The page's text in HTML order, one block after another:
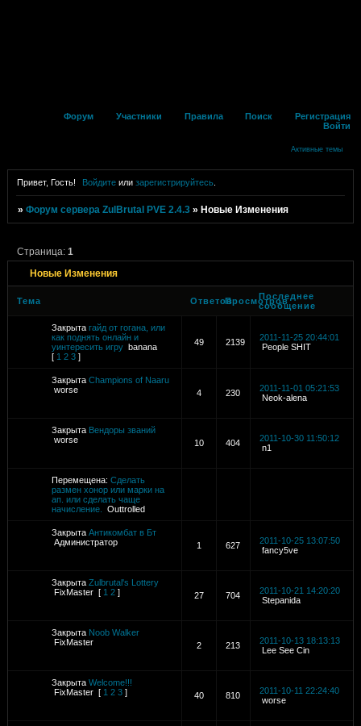
Форум Участники Правила Поиск
Регистрация
Войти
Активные темы
Привет, Гость! Войдите илизарегистрируйтесь
»Форум сервера ZulBrutal PVE 2.4.3 »Новые Изменения
Новые Изменения
Страница:1
Тема ОтветовПросмотров
Последнее
сообщение
Закрыта гайд от гогана, или
как поднять онлайн и
уинтересить игру banana
[ 1 2 3 ]
49 2139
2011-11-25 20:44:01
People SHIT
Закрыта Champions of Naaru
worse
4 230
2011-11-01 05:21:53
Neok-alena
Закрыта Вендоры званий
worse
10 404
2011-10-30 11:50:12
n1
Перемещена: Сделать
размен хонор или марки на
ап. или сделать чаще
начисление.
Outtrolled
Закрыта Антикомбат в Бт
Администратор
1 627
2011-10-25 13:07:50
fancy5ve
Закрыта Zulbrutal's Lottery
FixMaster [ 1 2 ] 27 704
2011-10-21 14:20:20
Stepanida
Закрыта Noob Walker
FixMaster
2 213
2011-10-13 18:13:13
Lee See Cin
Закрыта Welcome!!!
FixMaster [ 1 2 3 ] 40 810
2011-10-11 22:24:40
worse